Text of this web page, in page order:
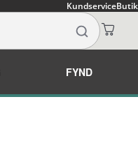
KundserviceButik
FYND